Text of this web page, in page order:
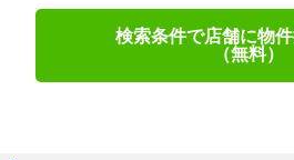
検索条件で店舗に物
（無料）